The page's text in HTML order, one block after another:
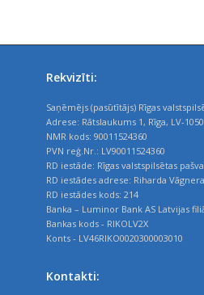
Rekvizīti:
Saņēmējs (pasūtītājs) Rīgas
Adrese: Rātslaukums 1, Rīga, LV-1050
NMR kods: 90011524360
PVN reģ.Nr.: LV90011524360
RD iestāde: Rīgas valstspilsētas
RD iestādes adrese: Riharda
RD iestādes kods: 214
Banka – Luminor Bank AS Latvijas
Bankas kods - RIKOLV2X
Konts - LV46RIKO0020300003010
Kontakti: